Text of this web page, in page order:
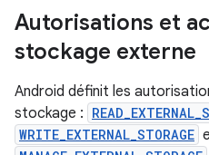
Autorisations et
stockage externe
Android définit les
stockage :
WRITE_EXTERNAL_STORAGE